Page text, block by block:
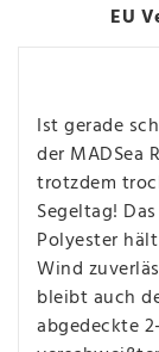
EU
Ist gerade
der MADSea
trotzdem
Segeltag!
Polyester
Wind
bleibt auch
abgedeckte